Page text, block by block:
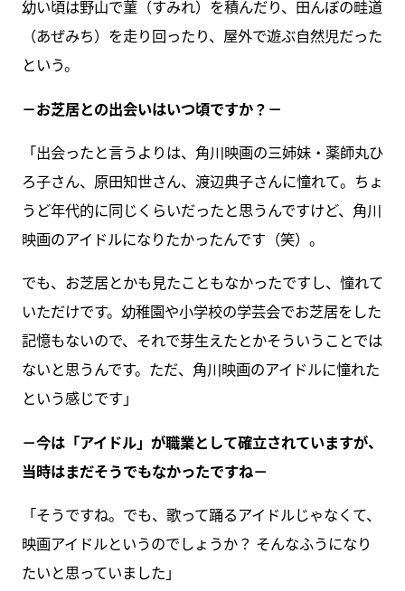
幼い頃は野山で菫（すみれ）を積んだり、田んぼの畦道
（あぜみち）を走り回ったり、屋外で遊ぶ自然児だった
という。
－お芝居との出会いはいつ頃ですか？－
「出会ったと言うよりは、角川映画の三姉妹・薬師丸ひ
ろ子さん、原田知世さん、渡辺典子さんに憧れて。ちょ
うど年代的に同じくらいだったと思うんですけど、角川
映画のアイドルになりたかったんです（笑）。
でも、お芝居とかも見たこともなかったですし、憧れて
いただけです。幼稚園や小学校の学芸会でお芝居をした
記憶もないので、それで芽生えたとかそういうことでは
ないと思うんです。ただ、角川映画のアイドルに憧れた
という感じです」
－今は「アイドル」が職業として確立されていますが、
当時はまだそうでもなかったですね－
「そうですね。でも、歌って踊るアイドルじゃなくて、
映画アイドルというのでしょうか？ そんなふうになり
たいと思っていました」